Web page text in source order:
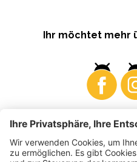
Ihr möchtet mehr
Business